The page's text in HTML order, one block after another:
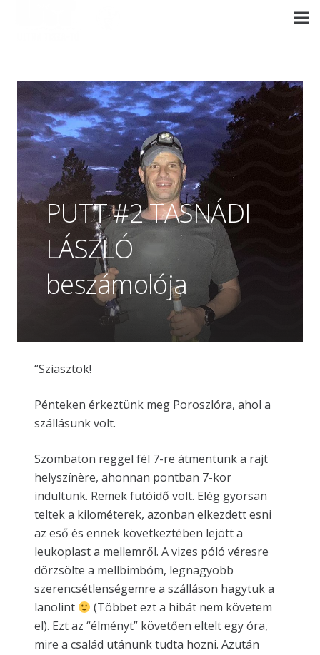
PUTT #2 TASNÁDI
LÁSZLÓ
beszámolója
“Sziasztok!
Pénteken érkeztünk meg Poroszlóra, ahol a
szállásunk volt.
Szombaton reggel fél 7-re átmentünk a rajt
helyszínère, ahonnan pontban 7-kor
indultunk. Remek futóidő volt. Elég gyorsan
teltek a kilométerek, azonban elkezdett esni
az eső és ennek következtében lejött a
leukoplast a mellemről. A vizes póló véresre
dörzsölte a mellbimbóm, legnagyobb
szerencsétlenségemre a szálláson hagytuk a
lanolint
(Többet ezt a hibát nem követem
el). Ezt az “élményt” követően eltelt egy óra,
mire a család utánunk tudta hozni. Azután